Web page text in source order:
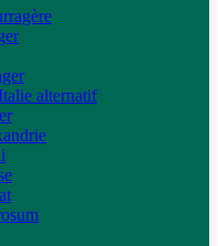
alternatif